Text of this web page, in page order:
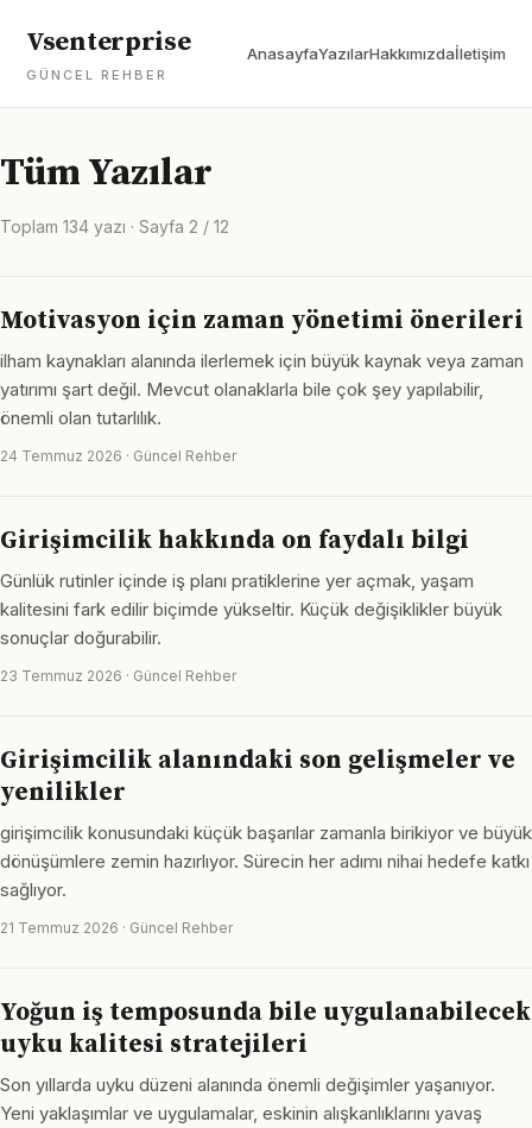
Vsenterprise
GÜNCEL REHBER
AnasayfaYazılarHakkımızdaİletişim
Tüm Yazılar
Toplam 134 yazı · Sayfa 2 / 12
Motivasyon için zaman yönetimi önerileri
ilham kaynakları alanında ilerlemek için büyük kaynak veya zaman
yatırımı şart değil. Mevcut olanaklarla bile çok şey yapılabilir,
önemli olan tutarlılık.
24 Temmuz 2026 · Güncel Rehber
Girişimcilik hakkında on faydalı bilgi
Günlük rutinler içinde iş planı pratiklerine yer açmak, yaşam
kalitesini fark edilir biçimde yükseltir. Küçük değişiklikler büyük
sonuçlar doğurabilir.
23 Temmuz 2026 · Güncel Rehber
Girişimcilik alanındaki son gelişmeler ve
yenilikler
girişimcilik konusundaki küçük başarılar zamanla birikiyor ve büyük
dönüşümlere zemin hazırlıyor. Sürecin her adımı nihai hedefe katkı
sağlıyor.
21 Temmuz 2026 · Güncel Rehber
Yoğun iş temposunda bile uygulanabilecek
uyku kalitesi stratejileri
Son yıllarda uyku düzeni alanında önemli değişimler yaşanıyor.
Yeni yaklaşımlar ve uygulamalar, eskinin alışkanlıklarını yavaş